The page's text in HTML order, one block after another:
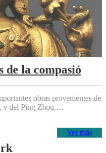
de la compasió
obras provenientes de
y del Ping Zhou,…
Ver más